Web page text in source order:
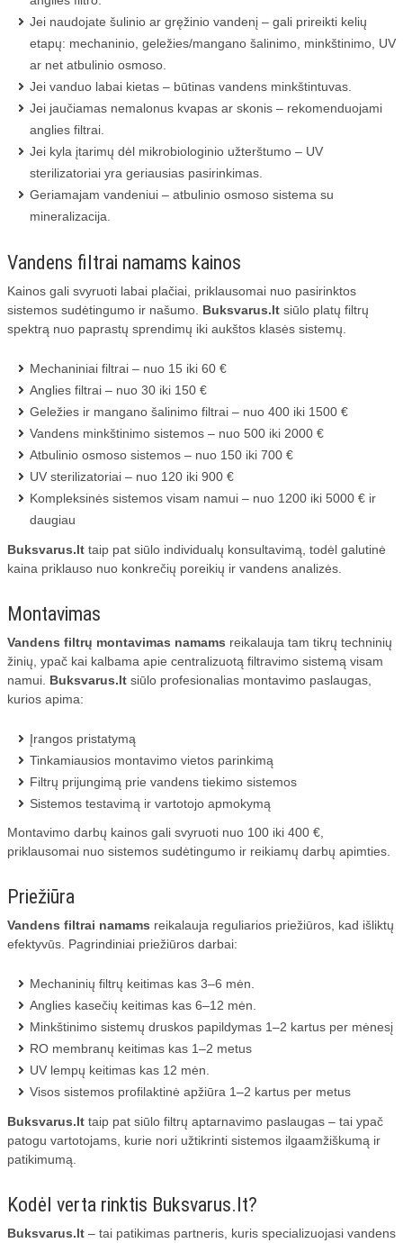
Jei naudojate šulinio ar gręžinio vandenį – gali prireikti kelių
etapų: mechaninio, geležies/mangano šalinimo, minkštinimo, UV
ar net atbulinio osmoso.
Jei vanduo labai kietas – būtinas vandens minkštintuvas.
Jei jaučiamas nemalonus kvapas ar skonis – rekomenduojami
anglies filtrai.
Jei kyla įtarimų dėl mikrobiologinio užterštumo – UV
sterilizatoriai yra geriausias pasirinkimas.
Geriamajam vandeniui – atbulinio osmoso sistema su
mineralizacija.
Vandens filtrai namams kainos
Kainos gali svyruoti labai plačiai, priklausomai nuo pasirinktos
sistemos sudėtingumo ir našumo. Buksvarus.lt siūlo platų filtrų
spektrą nuo paprastų sprendimų iki aukštos klasės sistemų.
Mechaniniai filtrai – nuo 15 iki 60 €
Anglies filtrai – nuo 30 iki 150 €
Geležies ir mangano šalinimo filtrai – nuo 400 iki 1500 €
Vandens minkštinimo sistemos – nuo 500 iki 2000 €
Atbulinio osmoso sistemos – nuo 150 iki 700 €
UV sterilizatoriai – nuo 120 iki 900 €
Kompleksinės sistemos visam namui – nuo 1200 iki 5000 € ir
daugiau
Buksvarus.lt taip pat siūlo individualų konsultavimą, todėl galutinė
kaina priklauso nuo konkrečių poreikių ir vandens analizės.
Montavimas
Vandens filtrų montavimas namams reikalauja tam tikrų techninių
žinių, ypač kai kalbama apie centralizuotą filtravimo sistemą visam
namui. Buksvarus.lt siūlo profesionalias montavimo paslaugas,
kurios apima:
Įrangos pristatymą
Tinkamiausios montavimo vietos parinkimą
Filtrų prijungimą prie vandens tiekimo sistemos
Sistemos testavimą ir vartotojo apmokymą
Montavimo darbų kainos gali svyruoti nuo 100 iki 400 €,
priklausomai nuo sistemos sudėtingumo ir reikiamų darbų apimties.
Priežiūra
Vandens filtrai namams reikalauja reguliarios priežiūros, kad išliktų
efektyvūs. Pagrindiniai priežiūros darbai:
Mechaninių filtrų keitimas kas 3–6 mėn.
Anglies kasečių keitimas kas 6–12 mėn.
Minkštinimo sistemų druskos papildymas 1–2 kartus per mėnesį
RO membranų keitimas kas 1–2 metus
UV lempų keitimas kas 12 mėn.
Visos sistemos profilaktinė apžiūra 1–2 kartus per metus
Buksvarus.lt taip pat siūlo filtrų aptarnavimo paslaugas – tai ypač
patogu vartotojams, kurie nori užtikrinti sistemos ilgaamžiškumą ir
patikimumą.
Kodėl verta rinktis Buksvarus.lt?
Buksvarus.lt – tai patikimas partneris, kuris specializuojasi vandens